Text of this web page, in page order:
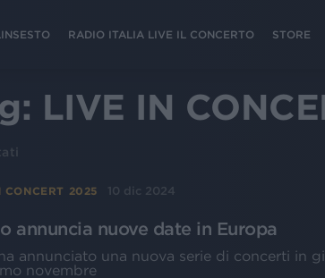
RADIO ITALIA LIVE IL CONCERTO STORE
LIVE IN
CONCERT 2025 10 dic 2024
annuncia nuove date in Europa
annunciato una nuova serie di concerti in
novembre